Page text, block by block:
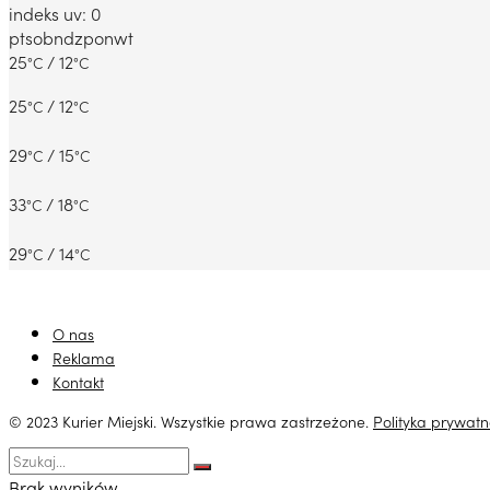
indeks uv: 0
ptsobndzponwt
25°C / 12°C
25°C / 12°C
29°C / 15°C
33°C / 18°C
29°C / 14°C
O nas
Reklama
Kontakt
© 2023 Kurier Miejski. Wszystkie prawa zastrzeżone. Polityka